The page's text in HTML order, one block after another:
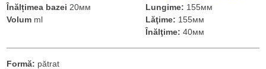
Înălțimea bazei 20мм
Volum ml
Lungime: 155мм
Lăţime: 155мм
Înălţime: 40мм
Formă: pătrat